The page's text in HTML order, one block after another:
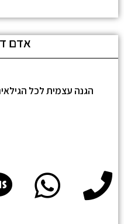
אדם
הגנה עצמית לכל